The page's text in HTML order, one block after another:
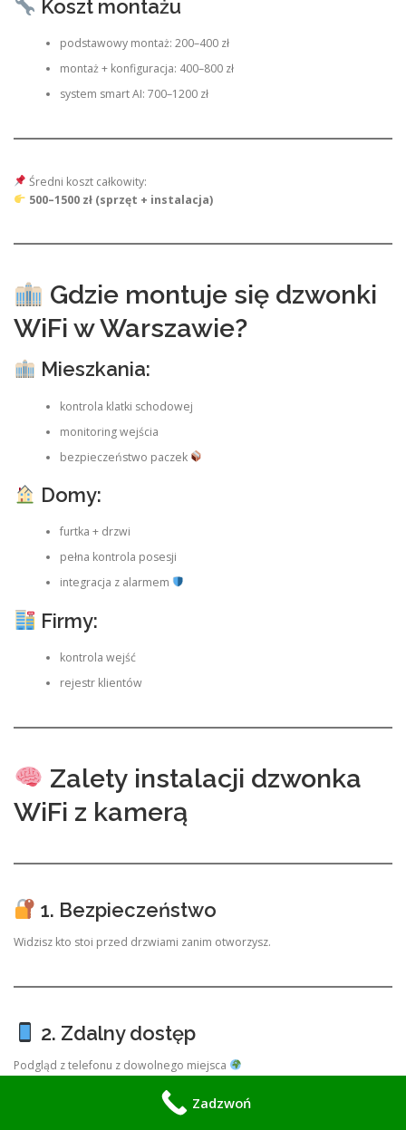
Koszt montażu
podstawowy montaż: 200–400 zł
montaż + konfiguracja: 400–800 zł
system smart AI: 700–1200 zł
Średni koszt całkowity:
500–1500 zł (sprzęt + instalacja)
Gdzie montuje się dzwonki
WiFi w Warszawie?
Mieszkania:
kontrola klatki schodowej
monitoring wejścia
bezpieczeństwo paczek
Domy:
furtka + drzwi
pełna kontrola posesji
integracja z alarmem
Firmy:
kontrola wejść
rejestr klientów
Zalety instalacji dzwonka
WiFi z kamerą
1. Bezpieczeństwo
Widzisz kto stoi przed drzwiami zanim otworzysz.
2. Zdalny dostęp
Podgląd z telefonu z dowolnego miejsca
Zadzwoń